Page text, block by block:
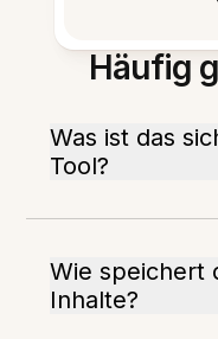
Häufig
Was ist das
Tool?
Wie speichert
Inhalte?